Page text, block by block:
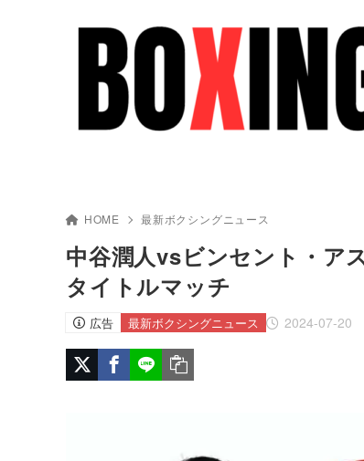
HOME 最新ボクシングニュース
中谷潤人vsビンセント・ア
タイトルマッチ
広告 2024-07-20
最新ボクシングニュース